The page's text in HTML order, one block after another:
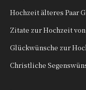
Hochzeit älteres Paar
Zitate zur Hochzeit
Glückwünsche zur
Christliche